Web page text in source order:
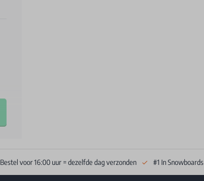
Bestel voor 16:00 uur = dezelfde dag verzonden #1 In Snowboards